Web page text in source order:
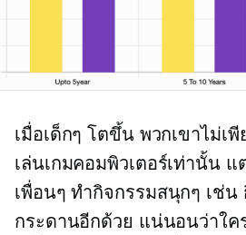
เมื่อเด็กๆ โตขึ้น พวกเขาไม่เ
เล่นเกมคอมพิวเตอร์เท่านั้น
เพื่อนๆ ทำกิจกรรมสนุกๆ เช่น
กระดานอีกด้วย แน่นอนว่าใค